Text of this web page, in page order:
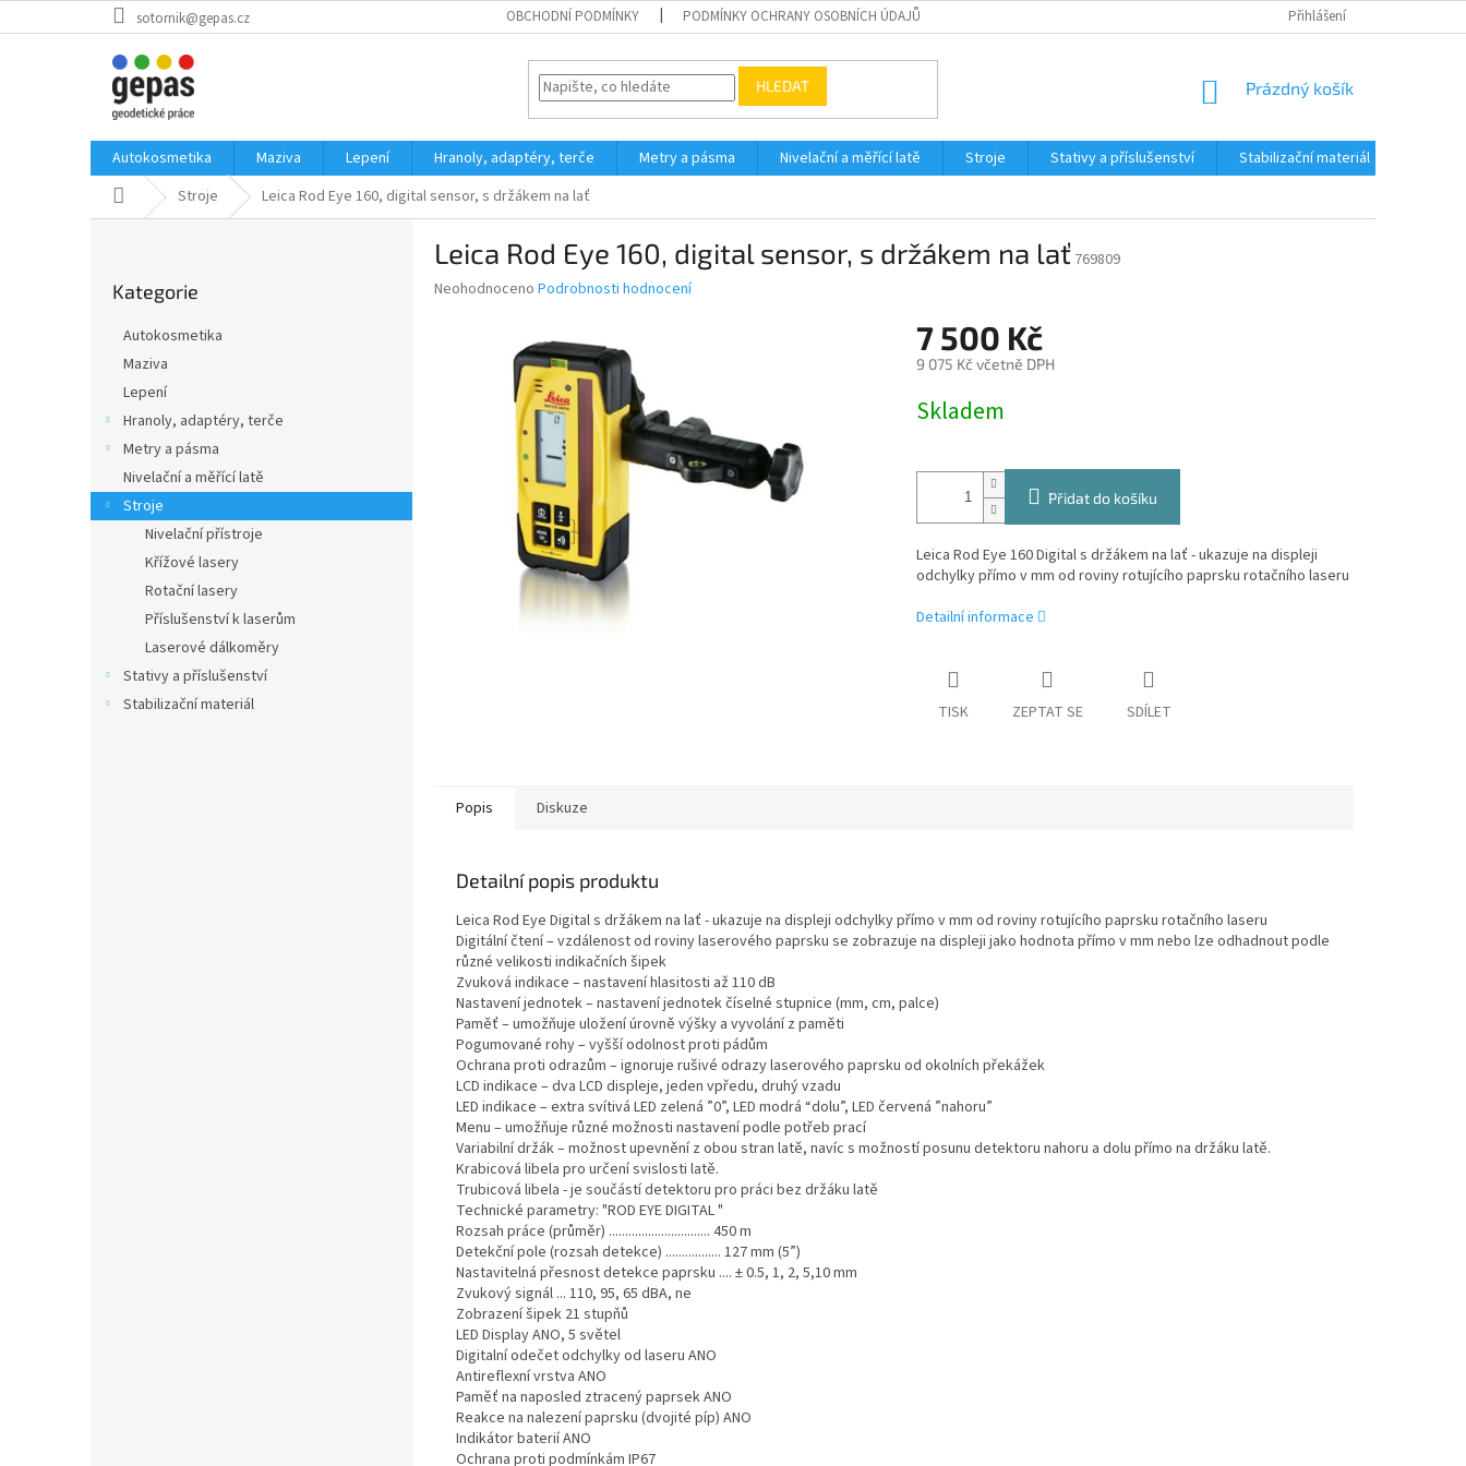
na
sotornik@gepas.cz OBCHODNÍ PODMÍNKY PODMÍNKY OCHRANY OSOBNÍCH ÚDAJŮ Přihlášení
HLEDAT
NÁKUPNÍ
Prázdný košík
Autokosmetika Maziva Lepení Hranoly, adaptéry, terče Metry a pásma Nivelační a měřící latě Stroje Stativy a příslušenství Stabilizační materiál
Domů Stroje Leica Rod Eye 160, digital sensor, s držákem na lať
n
e
kategorie
Kategorie
Autokosmetika
Maziva
Lepení
Hranoly, adaptéry, terče
Metry a pásma
Nivelační a měřící latě
Stroje
Nivelační přístroje
Křížové lasery
Rotační lasery
Příslušenství k laserům
Laserové dálkoměry
Stativy a příslušenství
Stabilizační materiál
Leica Rod Eye 160, digital sensor, s držákem na lať 769809
Průměrné
Neohodnoceno Podrobnosti hodnocení
7 500 Kč
9 075 Kč včetně DPH
cena:
Skladem
Přidat do košíku
Leica Rod Eye 160 Digital s držákem na lať - ukazuje na displeji
odchylky přímo v mm od roviny rotujícího paprsku rotačního laseru
Detailní informace
TISK ZEPTAT SE SDÍLET
Popis Diskuze
Detailní popis produktu
Leica Rod Eye Digital s držákem na lať - ukazuje na displeji odchylky přímo v mm od roviny rotujícího paprsku rotačního laseru
Digitální čtení – vzdálenost od roviny laserového paprsku se zobrazuje na displeji jako hodnota přímo v mm nebo lze odhadnout podle
různé velikosti indikačních šipek
Zvuková indikace – nastavení hlasitosti až 110 dB
Nastavení jednotek – nastavení jednotek číselné stupnice (mm, cm, palce)
Paměť – umožňuje uložení úrovně výšky a vyvolání z paměti
Pogumované rohy – vyšší odolnost proti pádům
Ochrana proti odrazům – ignoruje rušivé odrazy laserového paprsku od okolních překážek
LCD indikace – dva LCD displeje, jeden vpředu, druhý vzadu
LED indikace – extra svítivá LED zelená ”0”, LED modrá “dolu”, LED červená ”nahoru”
Menu – umožňuje různé možnosti nastavení podle potřeb prací
Variabilní držák – možnost upevnění z obou stran latě, navíc s možností posunu detektoru nahoru a dolu přímo na držáku latě.
Krabicová libela pro určení svislosti latě.
Trubicová libela - je součástí detektoru pro práci bez držáku latě
Technické parametry: "ROD EYE DIGITAL "
Rozsah práce (průměr) ............................... 450 m
Detekční pole (rozsah detekce) ................. 127 mm (5”)
Nastavitelná přesnost detekce paprsku .... ± 0.5, 1, 2, 5,10 mm
Zvukový signál ... 110, 95, 65 dBA, ne
Zobrazení šipek 21 stupňů
LED Display ANO, 5 světel
Digitalní odečet odchylky od laseru ANO
Antireflexní vrstva ANO
Paměť na naposled ztracený paprsek ANO
Reakce na nalezení paprsku (dvojité píp) ANO
Indikátor baterií ANO
Ochrana proti podmínkám IP67